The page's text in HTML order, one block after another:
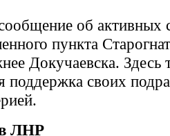
об активных
пункта
Докучаевска. Здесь
поддержка своих
ЛНР